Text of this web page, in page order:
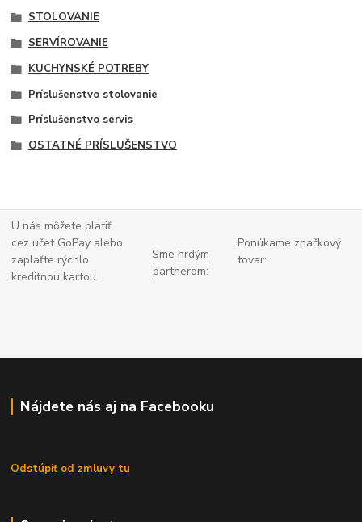
STOLOVANIE
SERVÍROVANIE
KUCHYNSKÉ POTREBY
Príslušenstvo stolovanie
Príslušenstvo servis
OSTATNÉ PRÍSLUŠENSTVO
U nás môžete platiť
cez účet GoPay alebo
zaplaťte rýchlo
kreditnou kartou.
Sme hrdým
partnerom:
Ponúkame značkový
tovar:
Nájdete nás aj na Facebooku
Odstúpiť od zmluvy tu